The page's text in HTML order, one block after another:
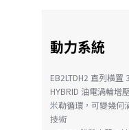
動力系統
EB2LTDH2 直列橫置
HYBRID 油電渦輪增
米勒循環，可變幾何
技術